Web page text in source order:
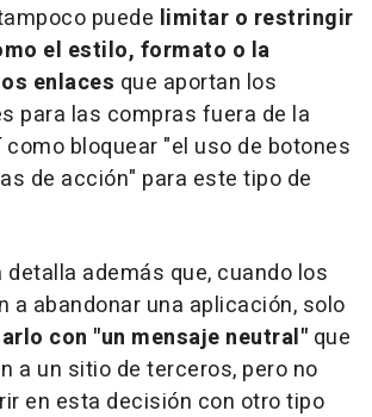
puede limitar o restringir
el estilo, formato o la
enlaces que aportan los
para las compras fuera de la
bloquear "el uso de botones
de acción" para este tipo de
además que, cuando los
a abandonar una aplicación, solo
con "un mensaje neutral" que
a un sitio de terceros, pero no
en esta decisión con otro tipo